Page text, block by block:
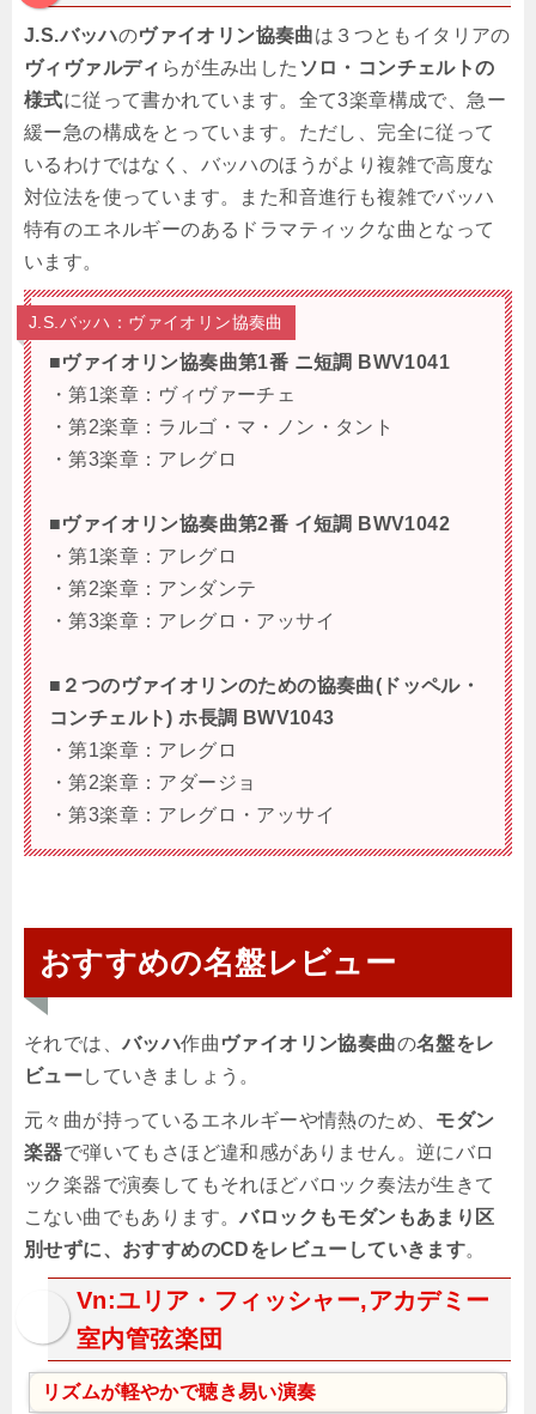
J.S.バッハのヴァイオリン協奏曲は３つともイタリアの
ヴィヴァルディ らが生み出した ソロ・コンチェルトの
様式に従って書かれています。全て3楽章構成で、急ー
緩ー急の構成をとっています。ただし、完全に従って
いるわけではなく、バッハのほうがより複雑で高度な
対位法を使っています。また和音進行も複雑でバッハ
特有のエネルギーのあるドラマティックな曲となって
います。
J.S.バッハ：ヴァイオリン協奏曲
■ヴァイオリン協奏曲第1番 ニ短調 BWV1041
・第1楽章：ヴィヴァーチェ
・第2楽章：ラルゴ・マ・ノン・タント
・第3楽章：アレグロ
■ヴァイオリン協奏曲第2番 イ短調 BWV1042
・第1楽章：アレグロ
・第2楽章：アンダンテ
・第3楽章：アレグロ・アッサイ
■ ２つのヴァイオリンのための協奏曲(ドッペル・
コンチェルト) ホ長調 BWV1043
・第1楽章：アレグロ
・第2楽章：アダージョ
・第3楽章：アレグロ・アッサイ
おすすめの名盤レビュー
それでは、 バッハ作曲 ヴァイオリン協奏曲の名盤をレ
ビューしていきましょう。
元々曲が持っているエネルギーや情熱のため、 モダン
楽器で弾いてもさほど違和感がありません。逆にバロ
ック楽器で演奏してもそれほどバロック奏法が生きて
こない曲でもあります。バロックもモダンもあまり区
別せずに、おすすめのCDをレビューしていきます。
Vn:ユリア・フィッシャー,アカデミー
室内管弦楽団
リズムが軽やかで聴き易い演奏